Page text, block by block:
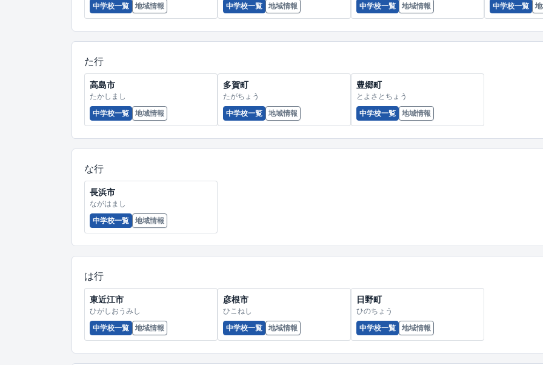
中学校一覧
地域情報
中学校一覧
地域情報
中学校一覧
地域情報
中学校一覧
た行
高島市
たかしまし
中学校一覧
地域情報
多賀町
たがちょう
中学校一覧
地域情報
豊郷町
とよさとちょう
中学校一覧
地域情報
な行
長浜市
ながはまし
中学校一覧
地域情報
は行
東近江市
ひがしおうみし
中学校一覧
地域情報
彦根市
ひこねし
中学校一覧
地域情報
日野町
ひのちょう
中学校一覧
地域情報